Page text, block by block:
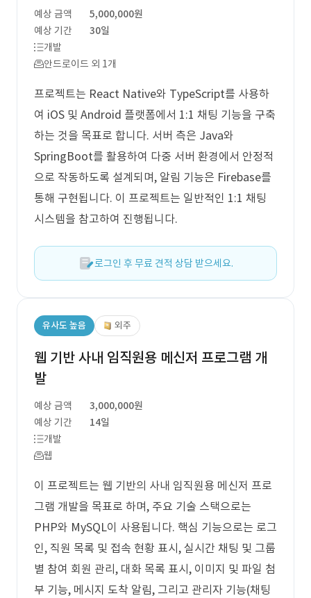
예상 금액
5,000,000원
예상 기간
30일
개발
안드로이드 외 1개
프로젝트는 React Native와 TypeScript를 사용하
여 iOS 및 Android 플랫폼에서 1:1 채팅 기능을 구축
하는 것을 목표로 합니다. 서버 측은 Java와
SpringBoot를 활용하여 다중 서버 환경에서 안정적
으로 작동하도록 설계되며, 알림 기능은 Firebase를
통해 구현됩니다. 이 프로젝트는 일반적인 1:1 채팅
시스템을 참고하여 진행됩니다.
로그인 후 무료 견적 상담 받으세요.
유사도 높음 외주
웹 기반 사내 임직원용 메신저 프로그램 개
발
예상 금액
3,000,000원
예상 기간
14일
개발
웹
이 프로젝트는 웹 기반의 사내 임직원용 메신저 프로
그램 개발을 목표로 하며, 주요 기술 스택으로는
PHP와 MySQL이 사용됩니다. 핵심 기능으로는 로그
인, 직원 목록 및 접속 현황 표시, 실시간 채팅 및 그룹
별 참여 회원 관리, 대화 목록 표시, 이미지 및 파일 첨
부 기능, 메시지 도착 알림, 그리고 관리자 기능(채팅